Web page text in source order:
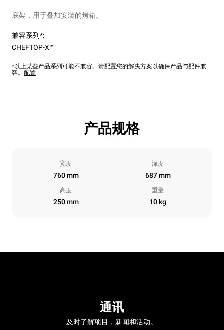
底架，用于叠加安装的烤箱。
兼容系列*:
CHEFTOP-X™
*以上某些产品系列可能不兼容。请配置您的解决方案以确保产品与配件兼
容。 配置
产品规格
宽度
760 mm
深度
687 mm
高度
250 mm
重量
10 kg
通讯
及时了解项目，新闻和活动。